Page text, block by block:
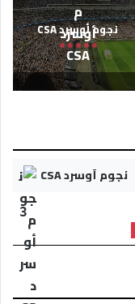
نجوم أوسرد CSA
نجوم أوسرد CSA
3